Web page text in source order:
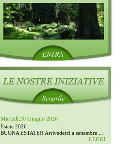
ENTRA
Scoprile
Martedì,30 Giugno 2026
Estate 2026
BUONA ESTATE!! Arrivederci a settembre....
LEGGI